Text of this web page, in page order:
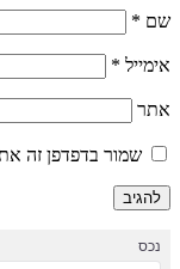
שם *
אימייל *
אתר
שמור בדפדפן זה
נכס